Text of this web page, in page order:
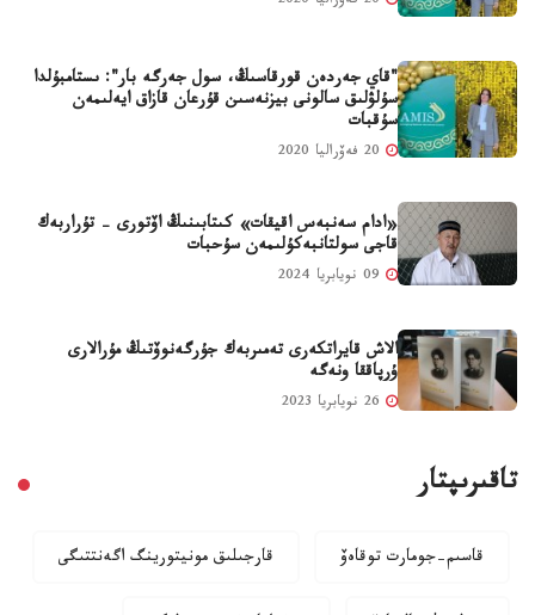
"قاي جەردەن قورقاسىڭ، سول جەرگە بار": ىستامبۇلدا
سۇلۋلىق سالونى بيزنەسىن قۇرعان قازاق ايەلىمەن
سۇقبات
«ادام سەنبەس اقيقات» كىتابىنىڭ اۆتورى - تۇراربەك
قاجى سولتانبەكۇلىمەن سۇحبات
الاش قايراتكەرى تەمىربەك جۇرگەنوۆتىڭ مۇرالارى
ۇرپاققا ونەگە
تاقىرىپتار
قاسىم-جومارت توقاەۆ قارجىلىق مونيتورينگ اگەنتتىگى